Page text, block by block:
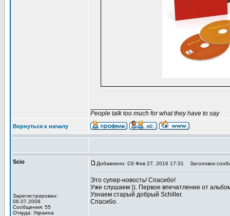
People talk too much for what they have to say
Вернуться к началу
Scio
Зарегистрирован:
06.07.2008
Сообщения: 55
Откуда: Украина
Добавлено: Сб Фев 27, 2016 17:31 Заголовок
Это супер-новость! Спасибо!
Уже слушаем )). Первое впечатление от
Узнаем старый добрый Schiller.
Спасибо.